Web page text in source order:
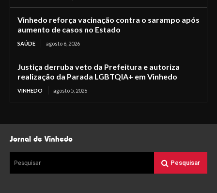
Vinhedo reforça vacinação contra o sarampo após
aumento de casos no Estado
SAÚDE agosto 6, 2026
Justiça derruba veto da Prefeitura e autoriza
realização da Parada LGBTQIA+ em Vinhedo
VINHEDO agosto 5, 2026
Jornal de Vinhedo
Pesquisar Pesquisar